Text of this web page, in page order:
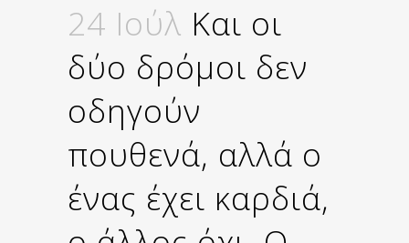
24 Ιούλ Και οι
δύο δρόμοι δεν
οδηγούν
πουθενά, αλλά ο
ένας έχει καρδιά,